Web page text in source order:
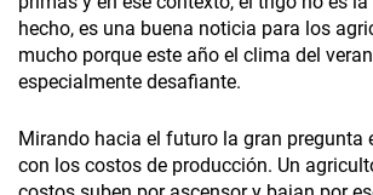
hecho, es una buena noticia para los
mucho porque este año el clima del
especialmente desafiante.
Mirando hacia el futuro la gran pregunta
con los costos de producción. Un